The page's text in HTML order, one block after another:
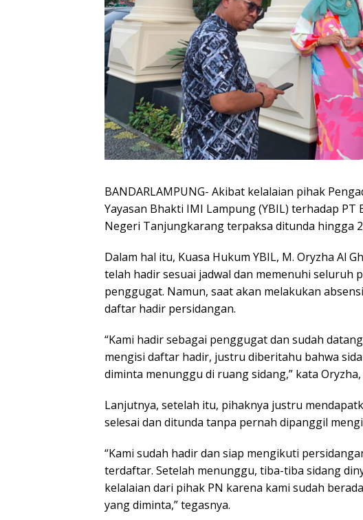
BANDARLAMPUNG- Akibat kelalaian pihak
Yayasan Bhakti IMI Lampung (YBIL) terhadap
Negeri Tanjungkarang terpaksa ditunda hingga
Dalam hal itu, Kuasa Hukum YBIL, M. Oryzha Al
telah hadir sesuai jadwal dan memenuhi seluruh
penggugat. Namun, saat akan melakukan
daftar hadir persidangan.
“Kami hadir sebagai penggugat dan sudah
mengisi daftar hadir, justru diberitahu bahwa
diminta menunggu di ruang sidang,” kata Oryzha,
Lanjutnya, setelah itu, pihaknya justru
selesai dan ditunda tanpa pernah dipanggil
“Kami sudah hadir dan siap mengikuti
terdaftar. Setelah menunggu, tiba-tiba sidang
kelalaian dari pihak PN karena kami sudah
yang diminta,” tegasnya.